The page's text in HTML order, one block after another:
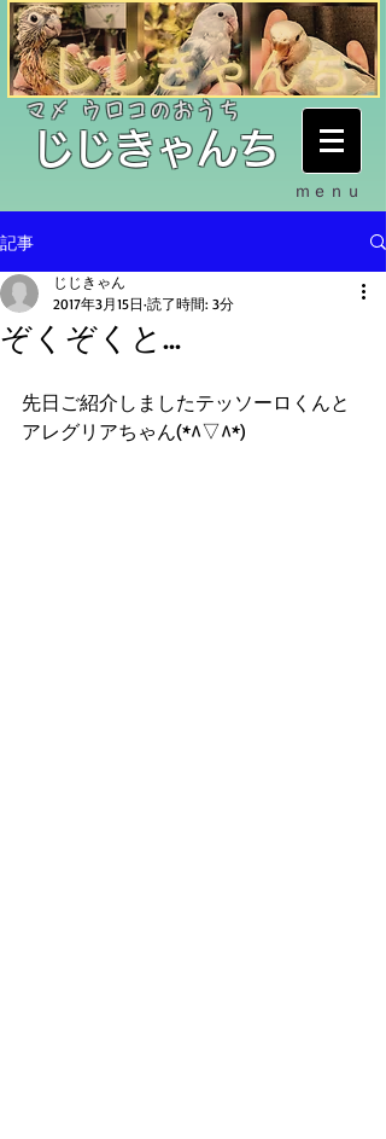
​マメ ウロコのおうち
​じじきゃんち
ｍｅｎｕ
記事
ぞくぞくと...
じじきゃん
2017年3月15日 読了時間: 3分
先日ご紹介しましたテッソーロくんと
アレグリアちゃん(*^▽^*)